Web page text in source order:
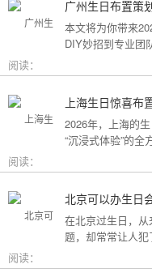
本文将为你带来
DIY妙招到专业团
阅读：
2026年，上海的
“沉浸式体验”的
套餐层出不穷。
新全攻略，从低
阅读：
在北京过生日，
题，却常常让人
史，既有恢弘大
摩登时尚的CBD
阅读：